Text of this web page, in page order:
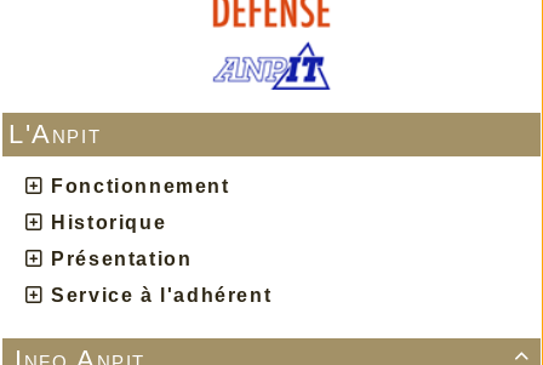
L'Anpit
Fonctionnement
Historique
Présentation
Service à l'adhérent
